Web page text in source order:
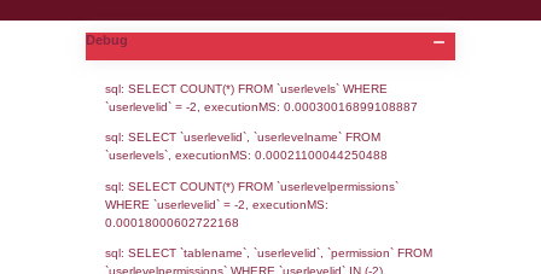
Notifiche pubblico
Notifiche pubblico
Debug
sql: SELECT COUNT(*) FROM `userlevels`